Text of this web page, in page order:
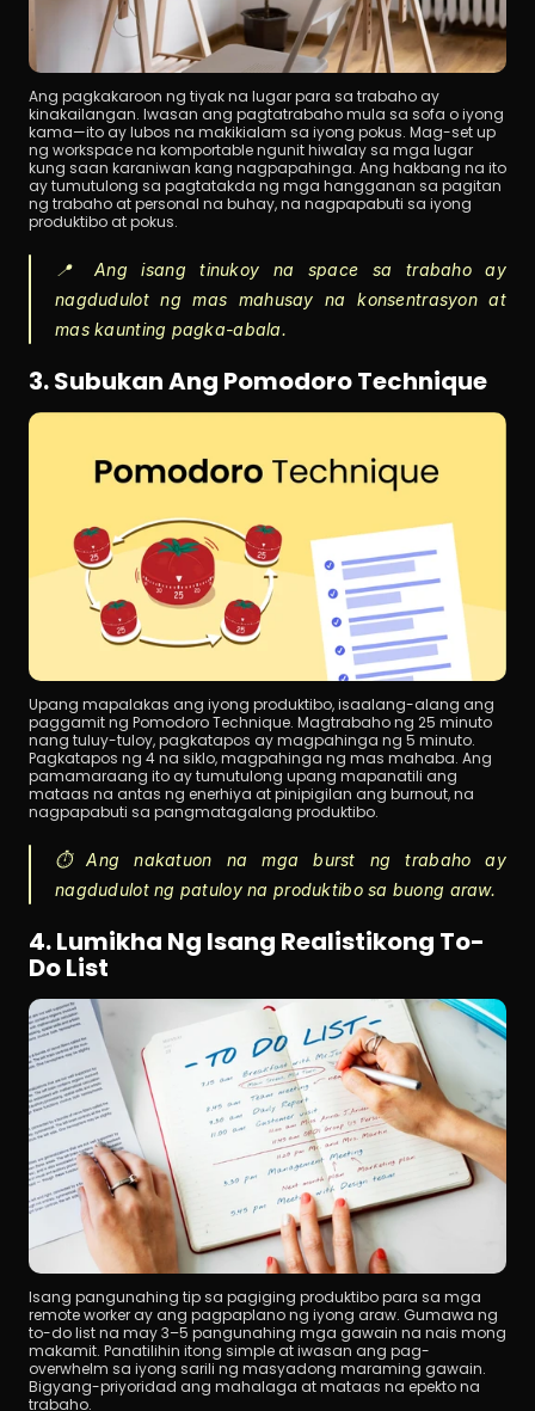
Ang pagkakaroon ng tiyak na lugar para sa trabaho ay
kinakailangan. Iwasan ang pagtatrabaho mula sa sofa o iyong
kama—ito ay lubos na makikialam sa iyong pokus. Mag-set up
ng workspace na komportable ngunit hiwalay sa mga lugar
kung saan karaniwan kang nagpapahinga. Ang hakbang na ito
ay tumutulong sa pagtatakda ng mga hangganan sa pagitan
ng trabaho at personal na buhay, na nagpapabuti sa iyong
produktibo at pokus.
📍 Ang isang tinukoy na space sa trabaho ay
nagdudulot ng mas mahusay na konsentrasyon at
mas kaunting pagka-abala.
3. Subukan Ang Pomodoro Technique
Upang mapalakas ang iyong produktibo, isaalang-alang ang
paggamit ng Pomodoro Technique. Magtrabaho ng 25 minuto
nang tuluy-tuloy, pagkatapos ay magpahinga ng 5 minuto.
Pagkatapos ng 4 na siklo, magpahinga ng mas mahaba. Ang
pamamaraang ito ay tumutulong upang mapanatili ang
mataas na antas ng enerhiya at pinipigilan ang burnout, na
nagpapabuti sa pangmatagalang produktibo.
⏱️ Ang nakatuon na mga burst ng trabaho ay
nagdudulot ng patuloy na produktibo sa buong araw.
4. Lumikha Ng Isang Realistikong To-
Do List
Isang pangunahing tip sa pagiging produktibo para sa mga
remote worker ay ang pagpaplano ng iyong araw. Gumawa ng
to-do list na may 3–5 pangunahing mga gawain na nais mong
makamit. Panatilihin itong simple at iwasan ang pag-
overwhelm sa iyong sarili ng masyadong maraming gawain.
Bigyang-priyoridad ang mahalaga at mataas na epekto na
trabaho.